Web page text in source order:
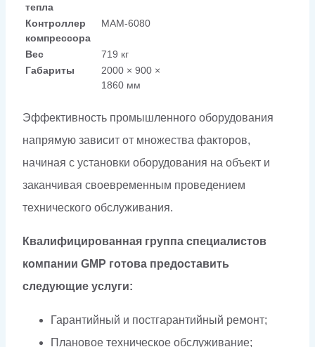
тепла
Контроллер
компрессора
МАМ-6080
Вес
719 кг
Габариты
2000 × 900 ×
1860 мм
Эффективность промышленного оборудования
напрямую зависит от множества факторов,
начиная с установки оборудования на объект и
заканчивая своевременным проведением
технического обслуживания.
Квалифицированная группа специалистов
компании GMP готова предоставить
следующие услуги:
Гарантийный и постгарантийный ремонт;
Плановое техническое обслуживание;